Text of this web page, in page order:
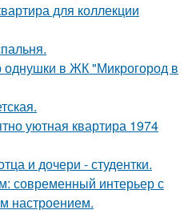
для коллекции
в ЖК "Микрогород в
уютная квартира 1974
и дочери - студентки.
современный интерьер с
настроением.